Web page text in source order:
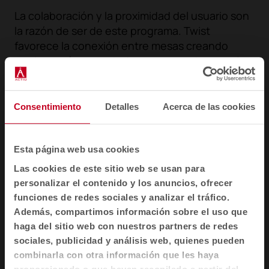
Consentimiento Detalles Acerca de las cookies
Esta página web usa cookies
Las cookies de este sitio web se usan para
personalizar el contenido y los anuncios, ofrecer
funciones de redes sociales y analizar el tráfico.
Además, compartimos información sobre el uso que
haga del sitio web con nuestros partners de redes
sociales, publicidad y análisis web, quienes pueden
combinarla con otra información que les haya
La colaboración y la proximidad del usuario son
la razón de ser de este programa. Twist
favorece la conexión entre mesas creando
equipos más conectados y preparados para la
colaboración.